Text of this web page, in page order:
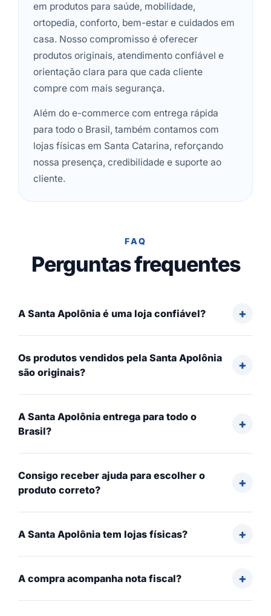
em produtos para saúde, mobilidade,
ortopedia, conforto, bem-estar e cuidados em
casa. Nosso compromisso é oferecer
produtos originais, atendimento confiável e
orientação clara para que cada cliente
compre com mais segurança.
Além do e-commerce com entrega rápida
para todo o Brasil, também contamos com
lojas físicas em Santa Catarina, reforçando
nossa presença, credibilidade e suporte ao
cliente.
FAQ
Perguntas frequentes
A Santa Apolônia é uma loja confiável?
Os produtos vendidos pela Santa Apolônia
são originais?
A Santa Apolônia entrega para todo o
Brasil?
Consigo receber ajuda para escolher o
produto correto?
A Santa Apolônia tem lojas físicas?
A compra acompanha nota fiscal?